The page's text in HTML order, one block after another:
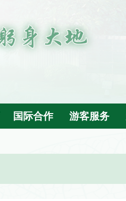
国际合作 游客服务